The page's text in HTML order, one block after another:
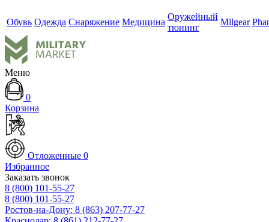
Обувь Одежда Снаряжение Медицина
Оружейный
тюнинг
Milgear
Меню
0
Корзина
Отложенные 0
Избранное
Заказать звонок
8 (800) 101-55-27
8 (800) 101-55-27
Ростов-на-Дону: 8 (863) 207-77-27